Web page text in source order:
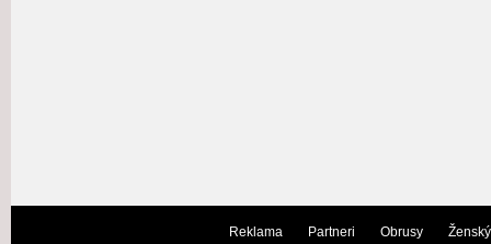
Reklama Partneri Obrusy